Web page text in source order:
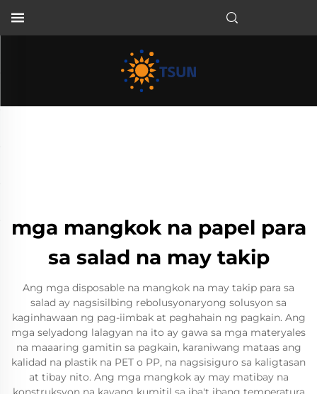
mga mangkok na papel para
sa salad na may takip
Ang mga disposable na mangkok na may takip para sa
salad ay nagsisilbing rebolusyonaryong solusyon sa
kaginhawaan ng pag-iimbak at paghahain ng pagkain. Ang
mga selyadong lalagyan na ito ay gawa sa mga materyales
na maaaring gamitin sa pagkain, karaniwang mataas ang
kalidad na plastik na PET o PP, na nagsisiguro sa kaligtasan
at tibay nito. Ang mga mangkok ay may matibay na